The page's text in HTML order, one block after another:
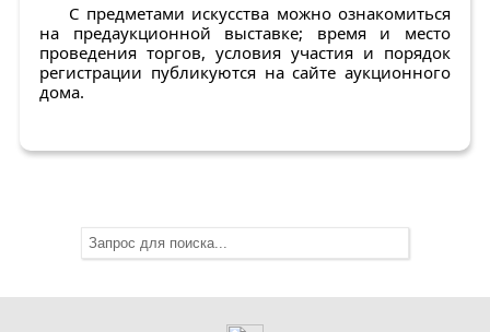
С предметами искусства можно ознакомиться
на предаукционной выставке; время и место
проведения торгов, условия участия и порядок
регистрации публикуются на сайте аукционного
дома.